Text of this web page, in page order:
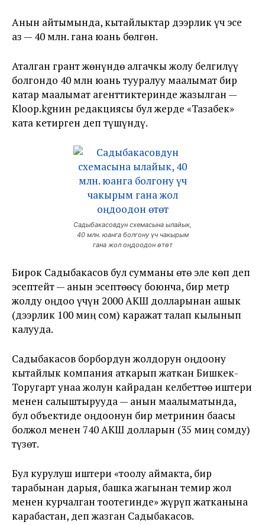
Анын айтымында, кытайлыктар дээрлик үч эсе
аз — 40 млн. гана юань бөлгөн.
Аталган грант жөнүндө алгачкы жолу белгилүү
болгондо 40 млн юань тууралуу маалымат бир
катар маалымат агенттиктеринде жазылган —
Kloop.kgнин редакциясы бул жерде «Тазабек»
ката кетирген деп түшүндү.
Садыбакасовдун схемасына ылайык,
40 млн. юанга болгону үч чакырым
гана жол оңдоодон өтөт
Бирок Садыбакасов бул сумманы өтө эле көп деп
эсептейт — анын эсептөөсү боюнча, бир метр
жолду оңдоо үчүн 2000 АКШ долларынан ашык
(дээрлик 100 миң сом) каражат талап кылынып
калууда.
Садыбакасов борбордун жолдорун оңдоону
кытайлык компания аткарып жаткан Бишкек-
Торугарт унаа жолун кайрадан келбеттөө иштери
менен салыштырууда — анын маалыматында,
бул объектиде оңдоонун бир метринин баасы
болжол менен 740 АКШ долларын (35 миң сомду)
түзөт.
Бул курулуш иштери «тоолу аймакта, бир
тарабынан дарыя, башка жагынан темир жол
менен курчалган тоотегинде» жүрүп жатканына
карабастан, деп жазган Садыбакасов.